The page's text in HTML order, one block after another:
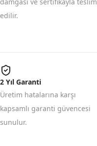
edilir.
2 Yıl Garanti
Üretim hatalarına karşı
kapsamlı garanti güvencesi
sunulur.